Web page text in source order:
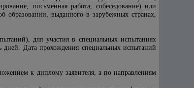
письменная работа, собеседование) или
образовании, выданного в зарубежных странах,
для участия в специальных испытаниях
дней. Дата прохождения специальных испытаний
к диплому заявителя, а по направлениям